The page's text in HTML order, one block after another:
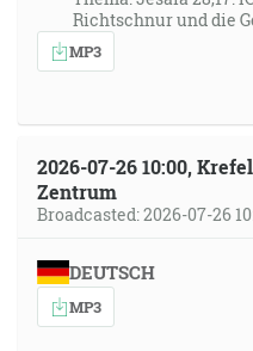
Richtschnur und die
MP3
2026-07-26 10:00,
Zentrum
Broadcasted: 2026-07-26
DEUTSCH
MP3